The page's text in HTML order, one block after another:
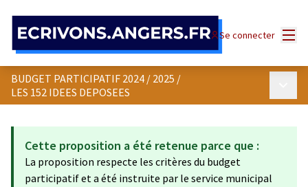
Se connecter
BUDGET PARTICIPATIF 2024 / 2025 /
LES 152 IDEES DEPOSEES
Cette proposition a été retenue parce que :
La proposition respecte les critères du budget
participatif et a été instruite par le service municipal